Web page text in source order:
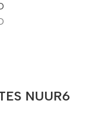
NUUR6